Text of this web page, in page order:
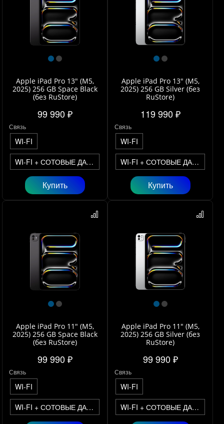
Apple iPad Pro 13" (M5,
2025) 256 GB Space Black
(без RuStore)
99 990 ₽
Связь
WI-FI
WI-FI + СОТОВЫЕ ДАННЫЕ
Купить
Apple iPad Pro 13" (M5,
2025) 256 GB Silver (без
RuStore)
119 990 ₽
Связь
WI-FI
WI-FI + СОТОВЫЕ ДАННЫЕ
Купить
Apple iPad Pro 11" (M5,
2025) 256 GB Space Black
(без RuStore)
99 990 ₽
Связь
WI-FI
WI-FI + СОТОВЫЕ ДАННЫЕ
Apple iPad Pro 11" (M5,
2025) 256 GB Silver (без
RuStore)
99 990 ₽
Связь
WI-FI
WI-FI + СОТОВЫЕ ДАННЫЕ